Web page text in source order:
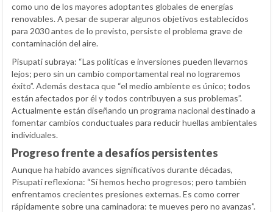
como uno de los mayores adoptantes globales de energías
renovables. A pesar de superar algunos objetivos establecidos
para 2030 antes de lo previsto, persiste el problema grave de
contaminación del aire.
Pisupati subraya: “Las políticas e inversiones pueden llevarnos
lejos; pero sin un cambio comportamental real no lograremos
éxito”. Además destaca que “el medio ambiente es único; todos
están afectados por él y todos contribuyen a sus problemas”.
Actualmente están diseñando un programa nacional destinado a
fomentar cambios conductuales para reducir huellas ambientales
individuales.
Progreso frente a desafíos persistentes
Aunque ha habido avances significativos durante décadas,
Pisupati reflexiona: “Sí hemos hecho progresos; pero también
enfrentamos crecientes presiones externas. Es como correr
rápidamente sobre una caminadora: te mueves pero no avanzas”.